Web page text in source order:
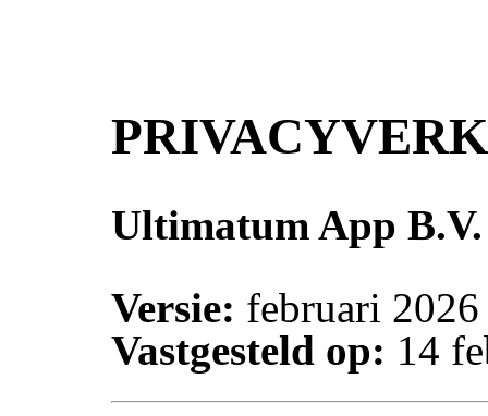
Ultimatum App B.V.
Versie: februari 2026
Vastgesteld op: 14